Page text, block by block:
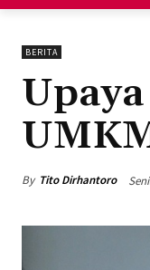
BERITA
By Tito Dirhantoro